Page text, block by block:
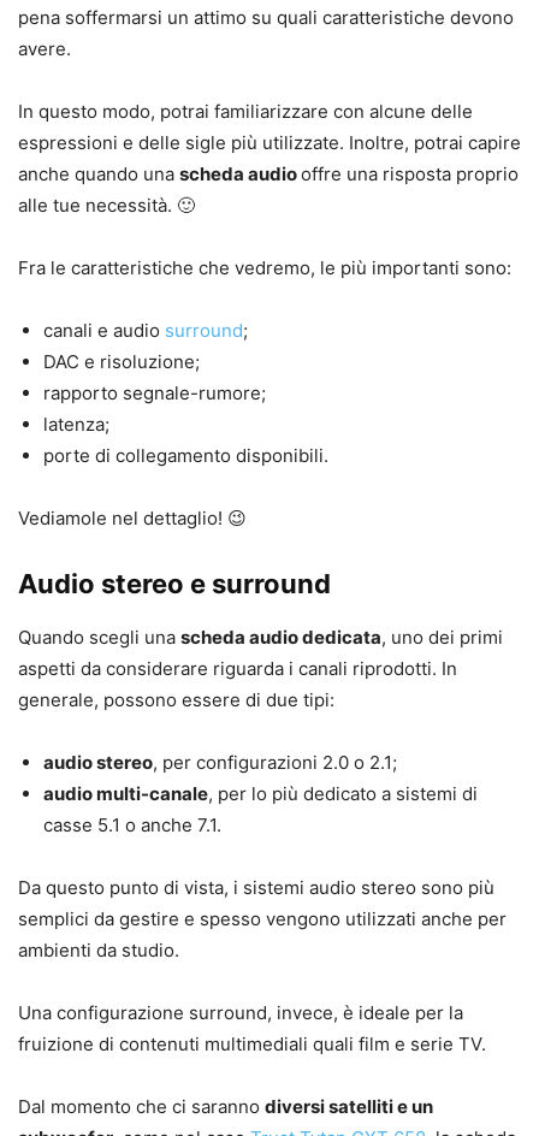
pena soffermarsi un attimo su quali caratteristiche devono
avere.
In questo modo, potrai familiarizzare con alcune delle
espressioni e delle sigle più utilizzate. Inoltre, potrai capire
anche quando una scheda audiooffre una risposta proprio
alle tue necessità. 🙂
Fra le caratteristiche che vedremo, le più importanti sono:
canali e audio surround;
DAC e risoluzione;
rapporto segnale-rumore;
latenza;
porte di collegamento disponibili.
Vediamole nel dettaglio! 😉
Audio stereo e surround
Quando scegli una scheda audio dedicata, uno dei primi
aspetti da considerare riguarda i canali riprodotti. In
generale, possono essere di due tipi:
audio stereo, per configurazioni 2.0 o 2.1;
audio multi-canale, per lo più dedicato a sistemi di
casse 5.1 o anche 7.1.
Da questo punto di vista, i sistemi audio stereo sono più
semplici da gestire e spesso vengono utilizzati anche per
ambienti da studio.
Una configurazione surround, invece, è ideale per la
fruizione di contenuti multimediali quali film e serie TV.
Dal momento che ci saranno diversi satelliti e un